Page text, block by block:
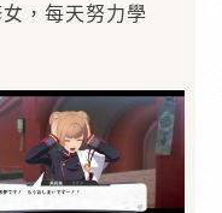
，每天努力學